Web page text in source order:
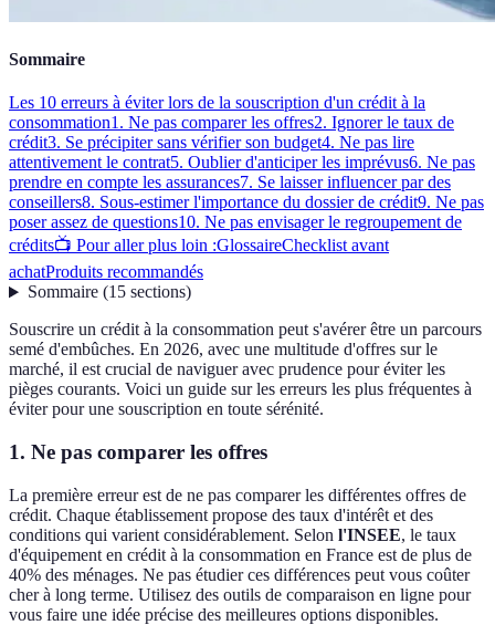
Sommaire
Les 10 erreurs à éviter lors de la souscription d'un crédit à la
consommation1. Ne pas comparer les offres2. Ignorer le taux de
crédit3. Se précipiter sans vérifier son budget4. Ne pas lire
attentivement le contrat5. Oublier d'anticiper les imprévus6. Ne pas
prendre en compte les assurances7. Se laisser influencer par des
conseillers8. Sous-estimer l'importance du dossier de crédit9. Ne pas
poser assez de questions10. Ne pas envisager le regroupement de
crédits📺 Pour aller plus loin :GlossaireChecklist avant
achatProduits recommandés
Sommaire(15 sections)
Souscrire un crédit à la consommation peut s'avérer être un parcours
semé d'embûches. En 2026, avec une multitude d'offres sur le
marché, il est crucial de naviguer avec prudence pour éviter les
pièges courants. Voici un guide sur les erreurs les plus fréquentes à
éviter pour une souscription en toute sérénité.
1. Ne pas comparer les offres
La première erreur est de ne pas comparer les différentes offres de
crédit. Chaque établissement propose des taux d'intérêt et des
conditions qui varient considérablement. Selon l'INSEE, le taux
d'équipement en crédit à la consommation en France est de plus de
40% des ménages. Ne pas étudier ces différences peut vous coûter
cher à long terme. Utilisez des outils de comparaison en ligne pour
vous faire une idée précise des meilleures options disponibles.